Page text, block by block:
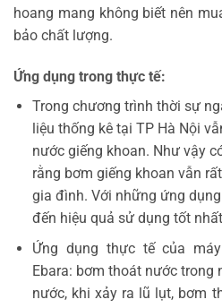
hoang mang không biết nên
bảo chất lượng.
Ứng dụng trong thực tế:
Trong chương trình thời sự
liệu thống kê tại TP Hà Nội
nước giếng khoan. Như vậy
rằng bơm giếng khoan vẫn
gia đình. Với những ứng
đến hiệu quả sử dụng tốt
Ứng dụng thực tế của
Ebara: bơm thoát nước trong
nước, khi xảy ra lũ lụt, bơm